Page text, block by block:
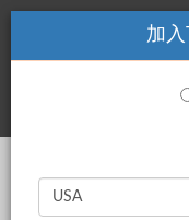
看起來你不是
百萬的進口商和
加